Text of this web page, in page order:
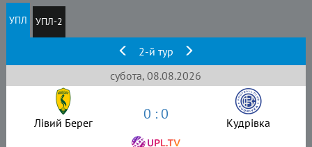
УПЛ УПЛ-2
2-й тур
субота, 08.08.2026
Лівий Берег 0 : 0 Кудрівка